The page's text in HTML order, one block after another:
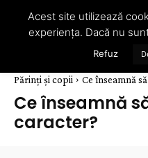
Părinți și copii Ce înseamnă
Ce înseamnă
caracter?
Acest site utilizează
experiența. Dacă nu
Refuz